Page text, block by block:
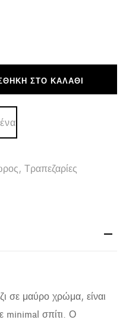
ΣΤΟ ΚΑΛΆΘΙ
, Τραπεζαρίες
σε μαύρο χρώμα, είναι
minimal σπίτι. Ο